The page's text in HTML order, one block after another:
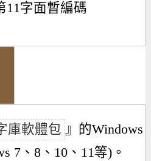
11字面暫編碼
庫軟體包 』的Windows
7、8、10、11等)。